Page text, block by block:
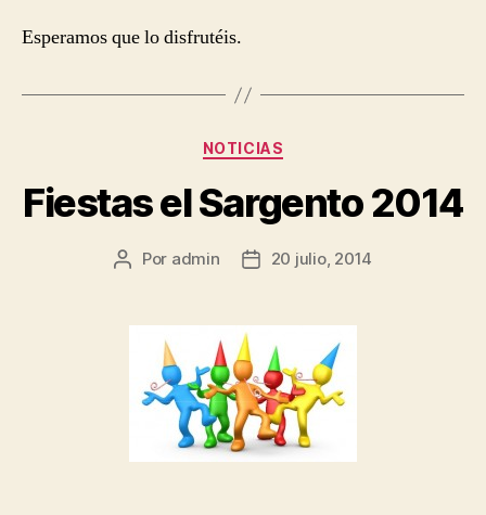
Esperamos que lo disfrutéis.
Categorías
NOTICIAS
Fiestas el Sargento 2014
Autor
entrada
Por admin
Fecha
entrada
20 julio, 2014